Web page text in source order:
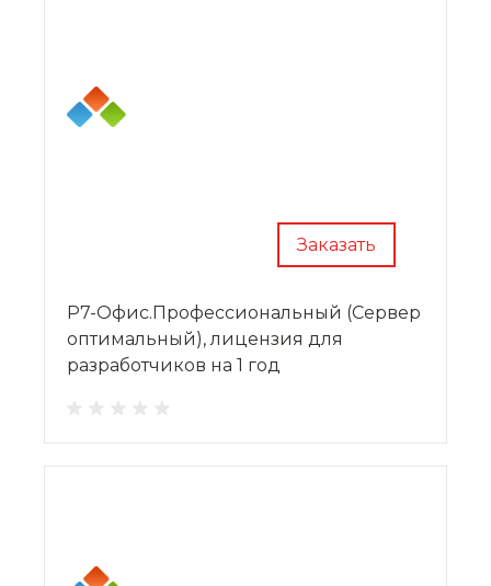
Заказать
Р7-Офис.Профессиональный (Сервер
оптимальный), лицензия для
разработчиков на 1 год